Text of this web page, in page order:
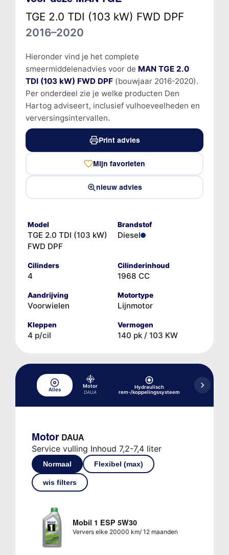
TGE 2.0 TDI (103 kW) FWD DPF
2016–2020
Hieronder vind je het complete
smeermiddelenadvies voor de MAN TGE 2.0
TDI (103 kW) FWD DPF(bouwjaar 2016-2020).
Per onderdeel zie je welke producten Den
Hartog adviseert, inclusief vulhoeveelheden en
verversingsintervallen.
Print advies
Mijn favorieten
nieuw advies
Model
TGE 2.0 TDI (103 kW)
FWD DPF
Brandstof
Diesel
Cilinders
4
Cilinderinhoud
1968 CC
Aandrijving
Voorwielen
Motortype
Lijnmotor
Kleppen
4 p/cil
Vermogen
140 pk / 103 KW
Alles
Motor
DAUA
Hydraulisch
rem-/koppelingssysteem
Motor DAUA
Service vulling Inhoud 7,2-7,4 liter
Normaal Flexibel (max)
wis filters
Mobil 1 ESP 5W30
Ververs elke 20000 km/ 12 maanden